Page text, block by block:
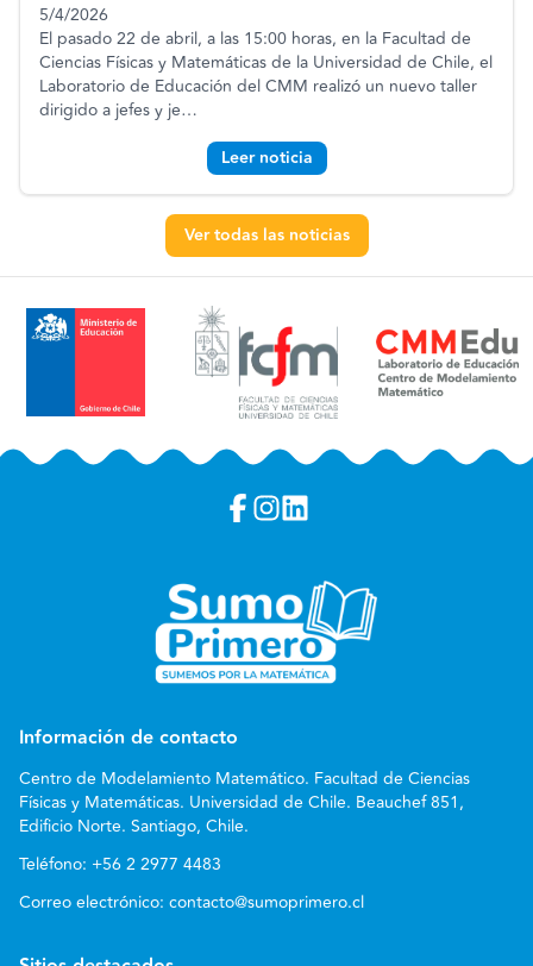
5/4/2026
El pasado 22 de abril, a las 15:00 horas, en la Facultad de
Ciencias Físicas y Matemáticas de la Universidad de Chile, el
Laboratorio de Educación del CMM realizó un nuevo taller
dirigido a jefes y je…
Leer noticia
Ver todas las noticias
Información de contacto
Centro de Modelamiento Matemático. Facultad de Ciencias
Físicas y Matemáticas. Universidad de Chile. Beauchef 851,
Edificio Norte. Santiago, Chile.
Teléfono: +56 2 2977 4483
Correo electrónico: contacto@sumoprimero.cl